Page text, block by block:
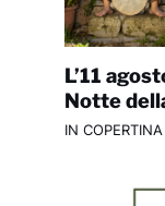
L’11
Notte
IN COPERTINA